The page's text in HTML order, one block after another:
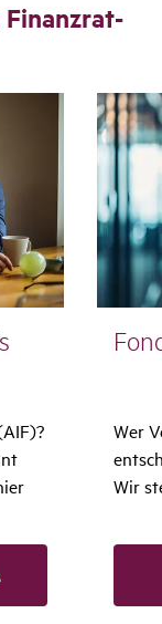
Finanz­rat­
Wer
Wir